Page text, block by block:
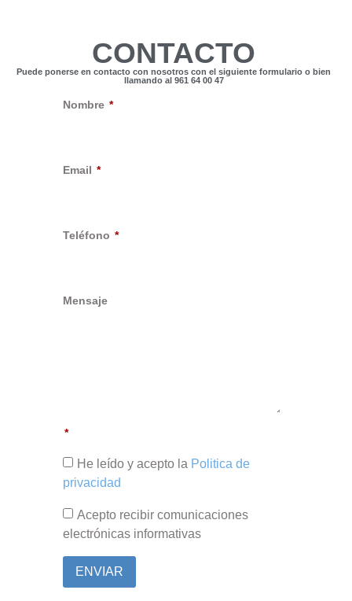
CONTACTO
Puede ponerse en contacto con nosotros con el siguiente formulario o bien
llamando al 961 64 00 47
Nombre
Email
Teléfono
Mensaje
He leído y acepto la Politica de
privacidad
Acepto recibir comunicaciones
electrónicas informativas
ENVIAR